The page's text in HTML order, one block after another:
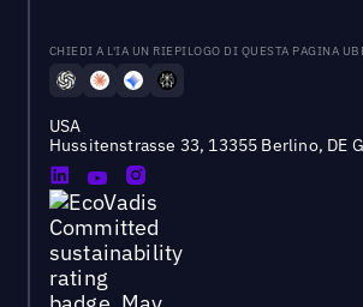
CHIEDI A L'IA UN RIEPILOGO DI QUESTA PAGINA
USA
Hussitenstrasse 33, 13355 Berlino, DE